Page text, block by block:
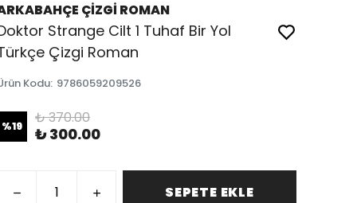
ÇİZGİ ROMAN
Strange Cilt 1 Tuhaf Bir Yol
Çizgi Roman
Kodu: 9786059209526
%19 ₺ 370.00
₺ 300.00
SEPETE EKLE